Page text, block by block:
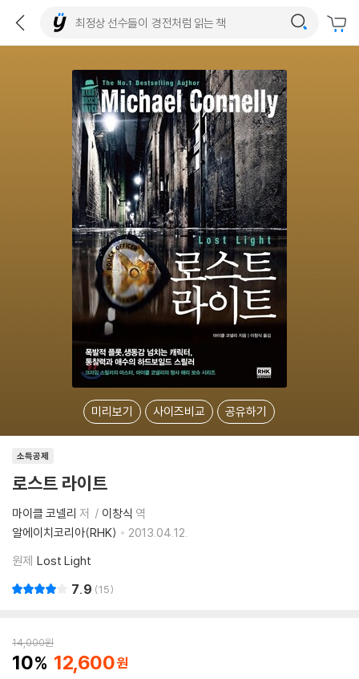
미리보기 사이즈비교 공유하기
소득공제
로스트 라이트
마이클 코넬리 저 이창식 역
알에이치코리아(RHK)
2013.04.12.
원제 Lost Light
7.9 15
14,000원
10 12,600